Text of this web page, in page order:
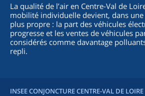
La qualité de l’air en Centre-Val de
mobilité individuelle devient, dans
plus propre : la part des véhicules
progresse et les ventes de véhicules
considérés comme davantage
repli.
INSEE CONJONCTURE CENTRE-VAL DE LOIRE